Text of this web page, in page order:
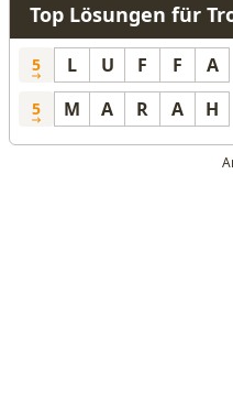
Top Lösungen für
5 L U F F A
5 M A R A H